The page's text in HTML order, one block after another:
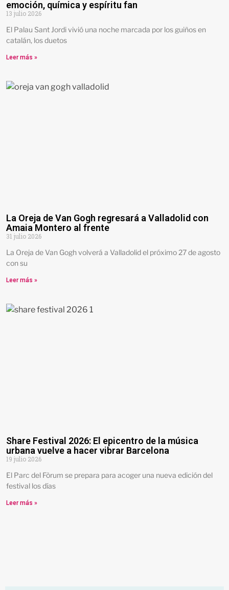
emoción, química y espíritu fan
13 julio 2026
El Palau Sant Jordi vivió una noche marcada por los guiños en
catalán, los duetos
Leer más »
La Oreja de Van Gogh regresará a Valladolid con
Amaia Montero al frente
31 julio 2026
La Oreja de Van Gogh volverá a Valladolid el próximo 27 de agosto
con su
Leer más »
Share Festival 2026: El epicentro de la música
urbana vuelve a hacer vibrar Barcelona
19 julio 2026
El Parc del Fòrum se prepara para acoger una nueva edición del
festival los días
Leer más »